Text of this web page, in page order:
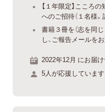
【１年限定】こころ
へのご招待（１名様
書籍３冊を（志を同
し、ご報告メールを
2022年12月 にお届け
5人が応援しています